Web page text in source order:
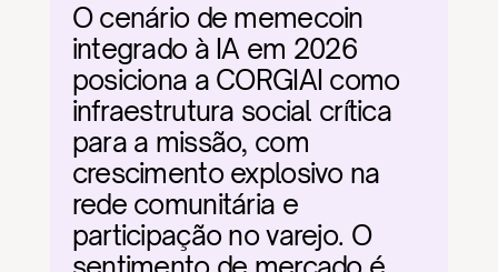
O cenário de memecoin
integrado à IA em 2026
posiciona a CORGIAI como
infraestrutura social crítica
para a missão, com
crescimento explosivo na
rede comunitária e
participação no varejo. O